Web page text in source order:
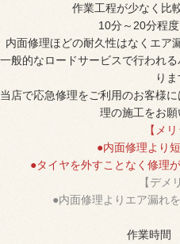
作業工程が少なく比
10分～20分程度
内面修理ほどの耐久性はなくエア
一般的なロードサービスで行われ
りま
当店で応急修理をご利用のお客様
理の施工をお願
【メ
●内面修理より
●タイヤを外すことなく修理
【デメ
●内面修理よりエア漏れ
作業時間